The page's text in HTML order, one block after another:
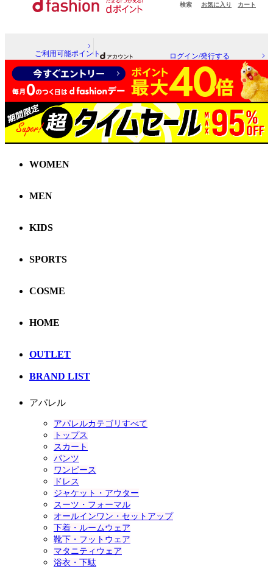
検索 お気に入り カート
ご利用可能ポイント ログイン/発行する
WOMEN
MEN
KIDS
SPORTS
COSME
HOME
OUTLET
BRAND LIST
アパレル
アパレルカテゴリすべて
トップス
スカート
パンツ
ワンピース
ドレス
ジャケット・アウター
スーツ・フォーマル
オールインワン・セットアップ
下着・ルームウェア
靴下・フットウェア
マタニティウェア
浴衣・下駄